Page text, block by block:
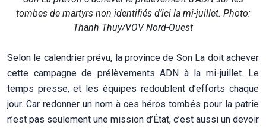
tombes de martyrs non identifiés d’ici la mi-juillet. Photo:
Thanh Thuy/VOV Nord-Ouest
Selon le calendrier prévu, la province de Son La doit achever
cette campagne de prélèvements ADN à la mi-juillet. Le
temps presse, et les équipes redoublent d’efforts chaque
jour. Car redonner un nom à ces héros tombés pour la patrie
n’est pas seulement une mission d’État, c’est aussi un devoir